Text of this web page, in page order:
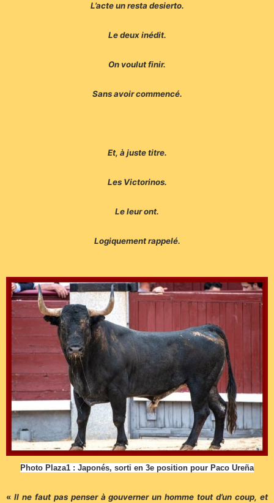
L’acte un resta desierto.
Le deux inédit.
On voulut finir.
Sans avoir commencé.
Et, à juste titre.
Les Victorinos.
Le leur ont.
Logiquement rappelé.
Photo Plaza1 : Japonés, sorti en 3e position pour Paco Ureña
« Il ne faut pas penser à gouverner un homme tout d’un coup, et